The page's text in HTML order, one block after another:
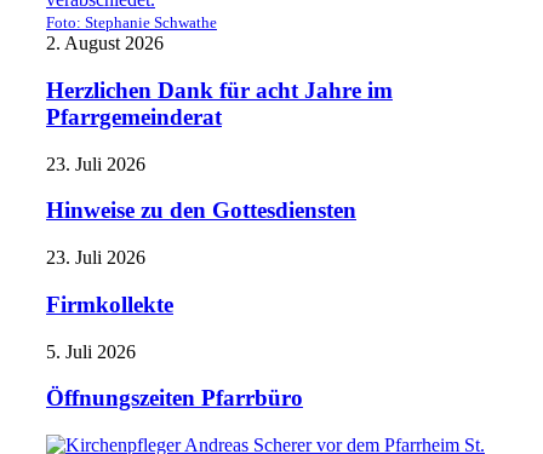
Foto: Stephanie Schwathe
2. August 2026
Herzlichen Dank für acht Jahre im
Pfarrgemeinderat
23. Juli 2026
Hinweise zu den Gottesdiensten
23. Juli 2026
Firmkollekte
5. Juli 2026
Öffnungszeiten Pfarrbüro